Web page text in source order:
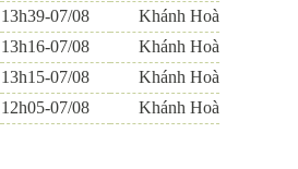
13h39-07/08
Khánh Hoà
13h16-07/08
Khánh Hoà
13h15-07/08
Khánh Hoà
12h05-07/08 Khánh Hoà